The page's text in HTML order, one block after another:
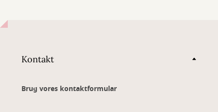
Kontakt
Brug vores kontaktformular